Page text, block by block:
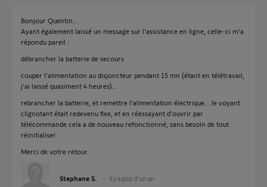
Bonjour Quentin...
Ayant également laissé un message sur l'assistance en ligne, celle-ci m'a
répondu pareil :
débrancher la batterie de secours
couper l'alimentation au disjoncteur pendant 15 mn (étant en télétravail,
j'ai laissé quasiment 4 heures)...
rebrancher la batterie, et remettre l'alimentation électrique... le voyant
clignotant était redevenu fixe, et en réessayant d'ouvrir par
télécommande cela a de nouveau refonctionné, sans besoin de tout
réinitialiser.
Merci de votre retour.
Stephane S. il y a plus d'un an